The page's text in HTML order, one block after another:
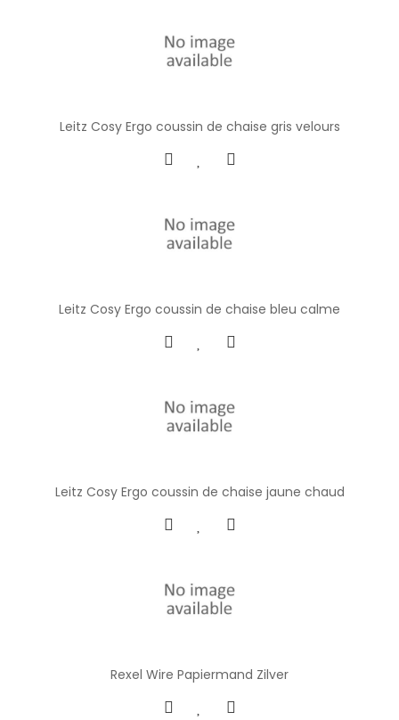
Leitz Cosy Ergo coussin de chaise gris velours
Leitz Cosy Ergo coussin de chaise bleu calme
Leitz Cosy Ergo coussin de chaise jaune chaud
Rexel Wire Papiermand Zilver